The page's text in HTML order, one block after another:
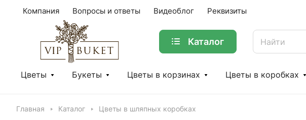
Компания Вопросы и ответы Видеоблог Реквизиты
Каталог
Цветы Букеты Цветы в корзинах Цветы в коробках
Главная Каталог Цветы в шляпных коробках